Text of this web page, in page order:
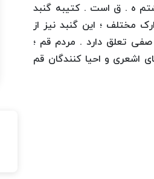
ه . ق است . کتیبه گنبد
مختلف ؛ این گنبد نیز از
صفی تعلق دارد . مردم قم ؛
اشعری و احیا کنندگان قم